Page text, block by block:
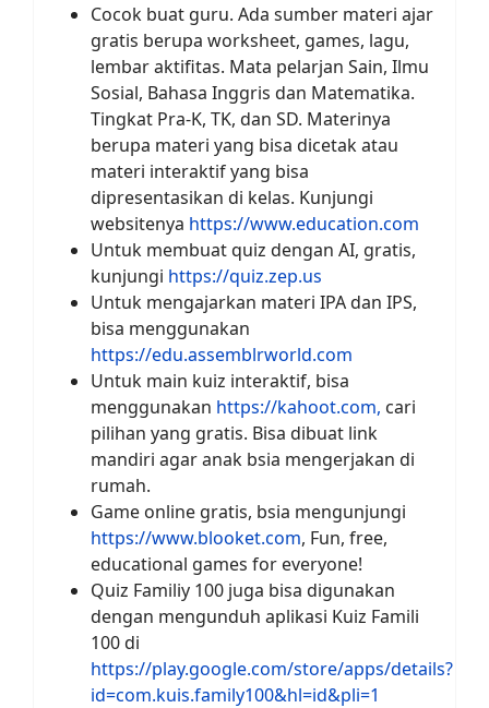
Cocok buat guru. Ada sumber materi ajar
gratis berupa worksheet, games, lagu,
lembar aktifitas. Mata pelarjan Sain, Ilmu
Sosial, Bahasa Inggris dan Matematika.
Tingkat Pra-K, TK, dan SD. Materinya
berupa materi yang bisa dicetak atau
materi interaktif yang bisa
dipresentasikan di kelas. Kunjungi
websitenya https://www.education.com
Untuk membuat quiz dengan AI, gratis,
kunjungi https://quiz.zep.us
Untuk mengajarkan materi IPA dan IPS,
bisa menggunakan
https://edu.assemblrworld.com
Untuk main kuiz interaktif, bisa
menggunakan https://kahoot.com, cari
pilihan yang gratis. Bisa dibuat link
mandiri agar anak bsia mengerjakan di
rumah.
Game online gratis, bsia mengunjungi
https://www.blooket.com, Fun, free,
educational games for everyone!
Quiz Familiy 100 juga bisa digunakan
dengan mengunduh aplikasi Kuiz Famili
100 di
https://play.google.com/store/apps/details?
id=com.kuis.family100&hl=id&pli=1